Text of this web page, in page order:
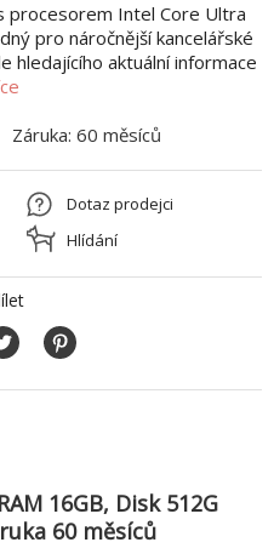
procesorem Intel Core Ultra
pro náročnější kancelářské
hledajícího aktuální informace
Záruka: 60 měsíců
Dotaz prodejci
Hlídání
16GB, Disk 512G
60 měsíců